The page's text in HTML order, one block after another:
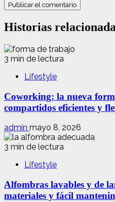
Historias
3 min de lectura
Lifestyle
Coworking: la nueva
compartidos eficientes y
admin mayo 8, 2026
3 min de lectura
Lifestyle
Alfombras lavables y de
materiales y fácil